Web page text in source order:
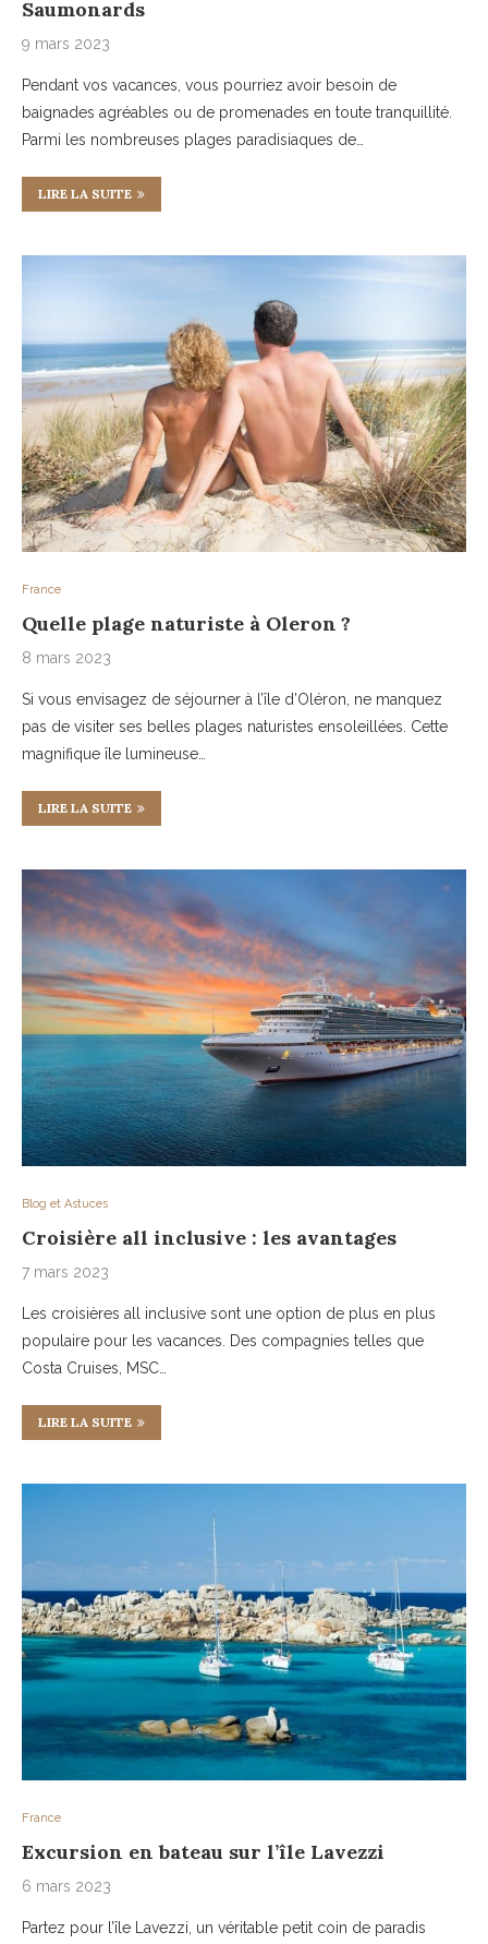
Saumonards
9 mars 2023
Pendant vos vacances, vous pourriez avoir besoin de
baignades agréables ou de promenades en toute tranquillité.
Parmi les nombreuses plages paradisiaques de…
LIRE LA SUITE
France
Quelle plage naturiste à Oleron ?
8 mars 2023
Si vous envisagez de séjourner à l’île d’Oléron, ne manquez
pas de visiter ses belles plages naturistes ensoleillées. Cette
magnifique île lumineuse…
LIRE LA SUITE
Blog et Astuces
Croisière all inclusive : les avantages
7 mars 2023
Les croisières all inclusive sont une option de plus en plus
populaire pour les vacances. Des compagnies telles que
Costa Cruises, MSC…
LIRE LA SUITE
France
Excursion en bateau sur l’île Lavezzi
6 mars 2023
Partez pour l’île Lavezzi, un véritable petit coin de paradis